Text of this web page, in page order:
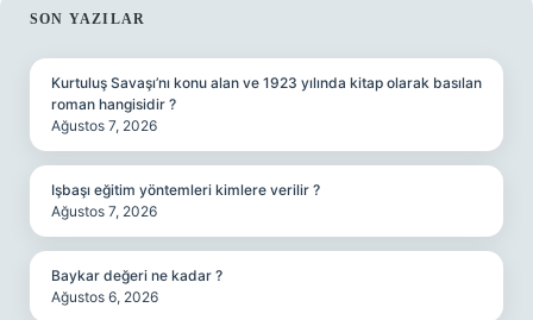
SIDEBAR
SON YAZILAR
Kurtuluş Savaşı’nı konu alan ve 1923 yılında kitap olarak basılan
roman hangisidir ?
Ağustos 7, 2026
Işbaşı eğitim yöntemleri kimlere verilir ?
Ağustos 7, 2026
Baykar değeri ne kadar ?
Ağustos 6, 2026